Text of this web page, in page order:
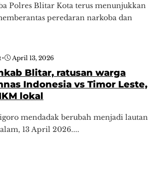
Polres Blitar Kota terus menunjukkan
peredaran narkoba dan
• April 13, 2026
Blitar, ratusan warga
Indonesia vs Timor Leste,
lokal
mendadak berubah menjadi lautan
13 April 2026....